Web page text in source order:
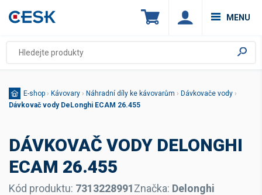
MENU
E-shop › Kávovary › Náhradní díly ke kávovarům › Dávkovače vody ›
Dávkovač vody DeLonghi ECAM 26.455
DÁVKOVAČ VODY DELONGHI
ECAM 26.455
Kód produktu: 7313228991Značka: Delonghi